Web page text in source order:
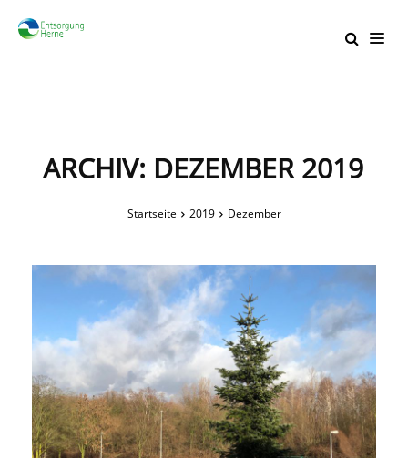
ARCHIV: DEZEMBER 2019
Startseite 2019 Dezember